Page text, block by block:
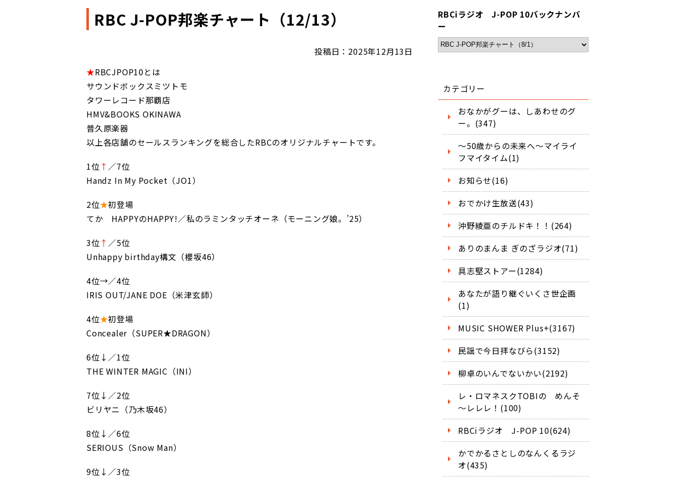
RBC J-POP邦楽チャート（12/13）
投稿日：2025年12月13日
★RBCJPOP10とは
サウンドボックスミツトモ
タワーレコード那覇店
HMV&BOOKS OKINAWA
普久原楽器
以上各店舗のセールスランキングを総合したRBCのオリジナルチャートです。
1位 ↑ ／7位
Handz In My Pocket（JO1）
2位★初登場
てか HAPPYのHAPPY!／私のラミンタッチオーネ（モーニング娘。’25）
3位 ↑ ／5位
Unhappy birthday構文（櫻坂46）
4位→／4位
IRIS OUT/JANE DOE（米津玄師）
4位★初登場
Concealer（SUPER★DRAGON）
6位↓／1位
THE WINTER MAGIC（INI）
7位↓／2位
ビリヤニ（乃木坂46）
8位↓／6位
SERIOUS（Snow Man）
9位↓／3位
RBCiラジオ J-POP 10バックナンバ
ー
カテゴリー
おなかがグーは、しあわせのグ
ー。(347)
～50歳からの未来へ～マイライ
フマイタイム(1)
お知らせ(16)
おでかけ生放送(43)
沖野綾亜のチルドキ！！(264)
ありのまんま ぎのざラジオ(71)
具志堅ストアー(1284)
あなたが語り継ぐいくさ世企画
(1)
MUSIC SHOWER Plus+(3167)
民謡で今日拝なびら(3152)
柳卓のいんでないかい(2192)
レ・ロマネスクTOBIの めんそ
～レレレ！(100)
RBCiラジオ J-POP 10(624)
かでかるさとしのなんくるラジ
オ(435)